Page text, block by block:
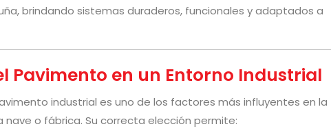
brindando sistemas duraderos, funcionales y adaptados a
Pavimento en un Entorno Industrial
industrial es uno de los factores más influyentes en la
o fábrica. Su correcta elección permite: